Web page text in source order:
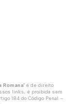
" é de direito
links, é proibida sem
184 do Código Penal –